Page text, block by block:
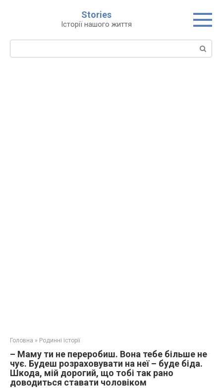
Stories
Історії нашого життя
Пошук:
Головна » Родинні історії
– Маму ти не переробиш. Вона тебе більше не
чує. Будеш розраховувати на неї – буде біда.
Шкода, мій дорогий, що тобі так рано
доводиться ставати чоловіком